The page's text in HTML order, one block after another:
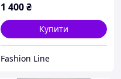
1 400₴
Купити
Fashion Line